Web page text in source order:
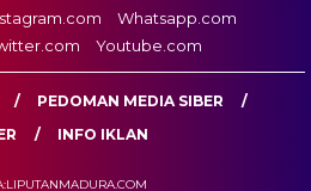
Whatsapp.com
Youtube.com
PEDOMAN MEDIA SIBER
INFO IKLAN